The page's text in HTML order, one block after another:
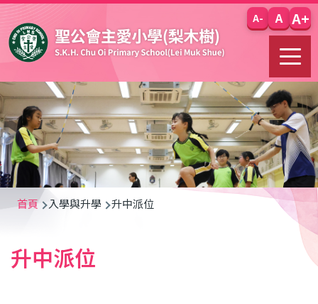
移至主內容
A- A A+
導
連
首頁 入學與升學 升中派位
升中派位